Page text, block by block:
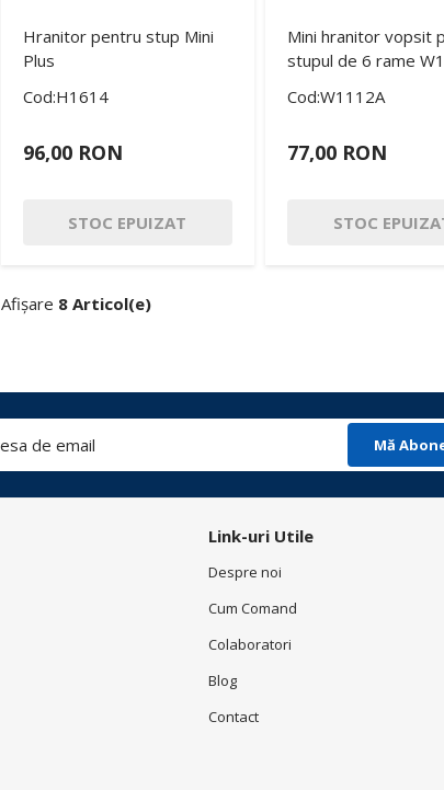
Hranitor pentru stup Mini
Plus
Cod:H1614
96,00 RON
STOC EPUIZAT
Mini hranitor vopsit
stupul de 6 rame
Cod:W1112A
77,00 RON
STOC
Afișare 8 Articol(e)
Mă
Link-uri Utile
Despre noi
Cum Comand
Colaboratori
Blog
Contact